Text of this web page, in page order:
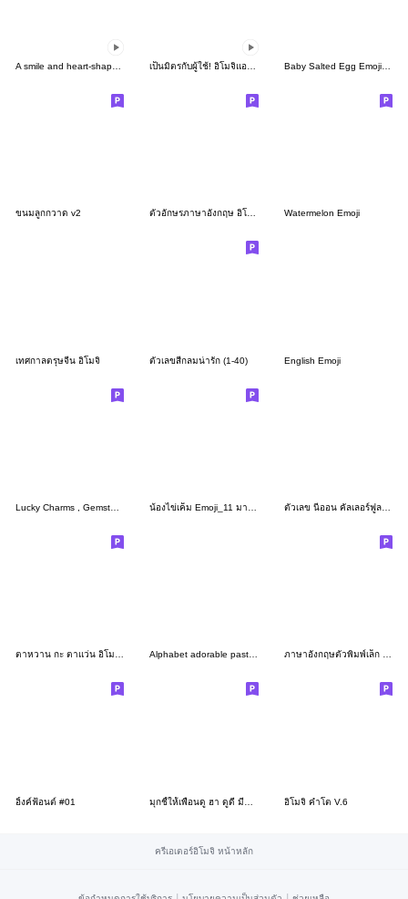
Baby Salted Egg Emoji so cute 1.
ขนมลูกกวาด v2 ตัวอักษรภาษาอังกฤษ อิโมจิ ก-ฮ ลูกอม Watermelon Emoji
เทศกาลตรุษจีน อิโมจิ ตัวเลขสีกลมน่ารัก (1-40) English Emoji
ตัวเลข นีออน คัลเลอร์ฟูล ไลท์ อิโมจิ
ตาหวาน กะ ตาแว่น อิโมจิ (English) Alphabet adorable pastel cute emoji ภาษาอังกฤษตัวพิมพ์เล็ก ในกล่องสี่เหลี่ยม
อิ้งค์ฟ้อนต์ #01 อิโมจิ คำโต V.6
ครีเอเตอร์อิโมจิ หน้าหลัก